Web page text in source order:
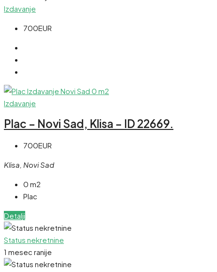
Izdavanje
700EUR
Izdavanje
Plac – Novi Sad, Klisa – ID 22669.
700EUR
Klisa, Novi Sad
0 m2
Plac
Detalji
Status nekretnine
1 mesec ranije